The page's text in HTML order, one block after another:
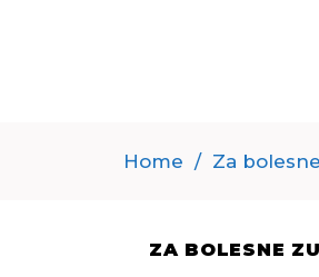
Home / Za
ZA BOLESNE